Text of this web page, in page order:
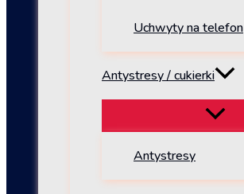
Uchwyty na telefon
Antystresy / cukierki
Antystresy